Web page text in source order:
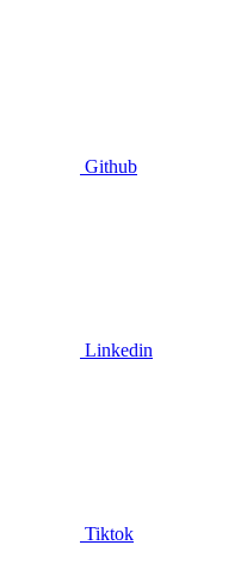
Github
Linkedin
Tiktok